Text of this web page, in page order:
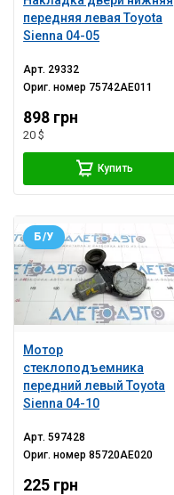
передняя левая Toyota
Sienna 04-05
Арт. 29332
Ориг. номер 75742AE011
898 грн
20 $
Купить
Мотор
стеклоподъемника
передний левый Toyota
Sienna 04-10
Б/У
Арт.597428
Ориг. номер85720AE020
225 грн